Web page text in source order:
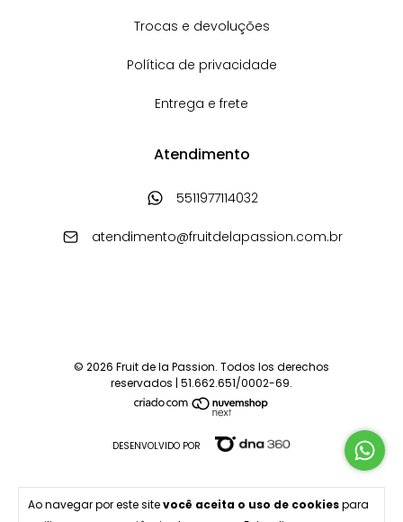
Ao navegar por este sitevocê aceita o uso de cookiespara
Trocas e devoluções
Política de privacidade
Entrega e frete
Atendimento
5511977114032
atendimento@fruitdelapassion.com.br
© 2026 Fruit de la Passion. Todos los derechos
reservados | 51.662.651/0002-69.
DESENVOLVIDO POR